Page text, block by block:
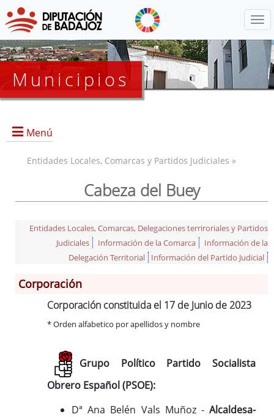
Municipios
Menú
Información General
Historia
Monumentos
Turismo
Corporación
Entidades Locales, Comarcas y Partidos Judiciales »
Cabeza del Buey
Entidades Locales, Comarcas, Delegaciones terriroriales y Partidos
Judiciales
Información de la Comarca
Información de la
Delegación Territorial
Información del Partido Judicial
Corporación
Corporación constituida el 17 de Junio de 2023
* Orden alfabetico por apellidos y nombre
Grupo Político Partido Socialista
Obrero Español (PSOE):
Dª Ana Belén Vals Muñoz - Alcaldesa-